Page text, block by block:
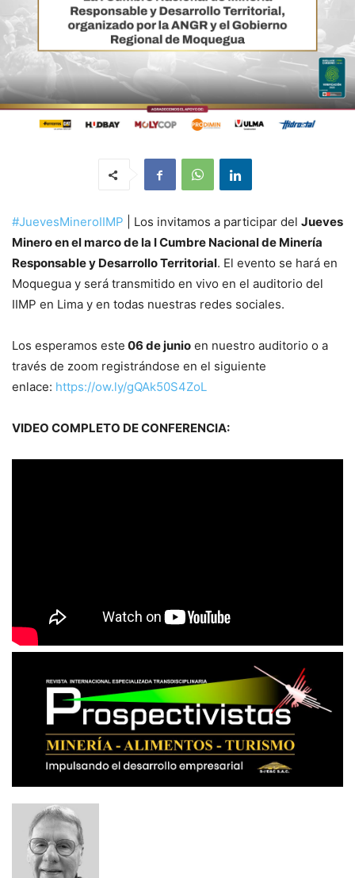
#JuevesMineroIIMP | Los invitamos a participar del Jueves
Minero en el marco de la I Cumbre Nacional de Minería
Responsable y Desarrollo Territorial. El evento se hará en
Moquegua y será transmitido en vivo en el auditorio del
IIMP en Lima y en todas nuestras redes sociales.
Los esperamos este 06 de junio en nuestro auditorio o a
través de zoom registrándose en el siguiente
enlace: https://ow.ly/gQAk50S4ZoL
VIDEO COMPLETO DE CONFERENCIA: